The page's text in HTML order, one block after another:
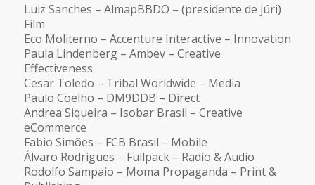
Luiz Sanches – AlmapBBDO – (presidente de júri)
Film
Eco Moliterno – Accenture Interactive – Innovation
Paula Lindenberg – Ambev – Creative
Effectiveness
Cesar Toledo – Tribal Worldwide – Media
Paulo Coelho – DM9DDB – Direct
Andrea Siqueira – Isobar Brasil – Creative
eCommerce
Fabio Simões – FCB Brasil – Mobile
Álvaro Rodrigues – Fullpack – Radio & Audio
Rodolfo Sampaio – Moma Propaganda – Print &